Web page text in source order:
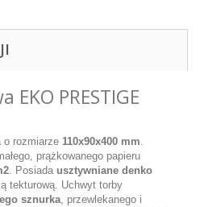
PRESTIGE
o rozmiarze 110x90x400 mm.
prążkowanego papieru
. Posiada usztywniane denko
tekturową. Uchwyt torby
sznurka, przewlekanego i